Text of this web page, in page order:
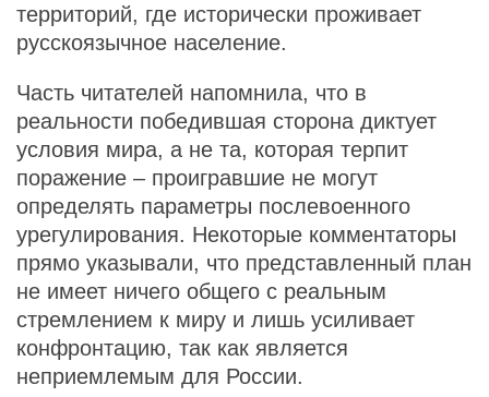
территорий, где исторически проживает
русскоязычное население.
Часть читателей напомнила, что в
реальности победившая сторона диктует
условия мира, а не та, которая терпит
поражение – проигравшие не могут
определять параметры послевоенного
урегулирования. Некоторые комментаторы
прямо указывали, что представленный план
не имеет ничего общего с реальным
стремлением к миру и лишь усиливает
конфронтацию, так как является
неприемлемым для России.